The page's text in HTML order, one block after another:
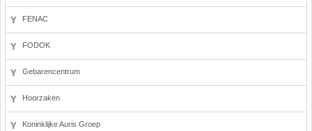
FENAC
FODOK
Gebarencentrum
Hoorzaken
Koninklijke Auris Groep